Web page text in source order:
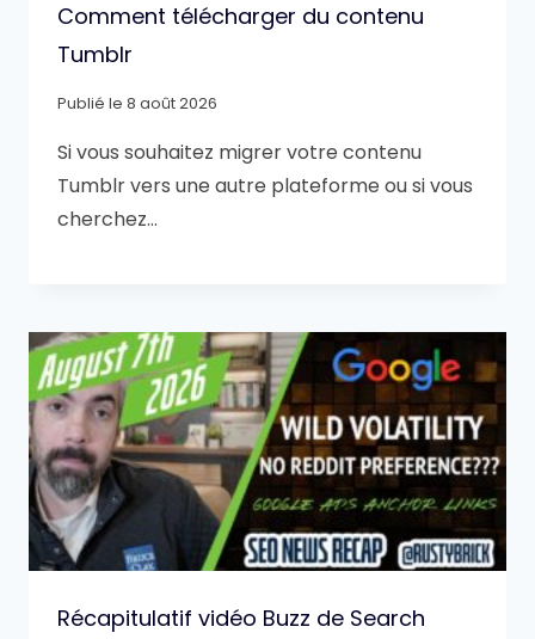
Comment télécharger du contenu
Tumblr
Publié le 8 août 2026
Si vous souhaitez migrer votre contenu
Tumblr vers une autre plateforme ou si vous
cherchez…
Récapitulatif vidéo Buzz de Search